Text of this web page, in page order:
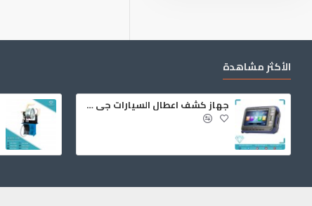
الأكثر مشاهدة
جهاز كشف اعطال السيارات جي سكان 2